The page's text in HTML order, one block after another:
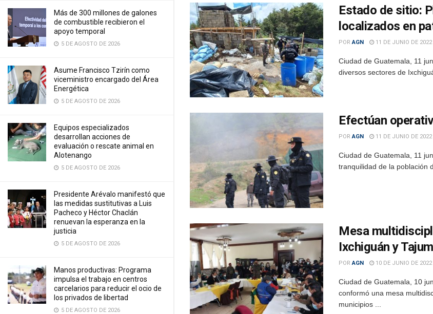
Más de 300 millones de galones
de combustible recibieron el
apoyo temporal
5 DE AGOSTO DE 2026
Asume Francisco Tzirín como
viceministro encargado del Área
Energética
5 DE AGOSTO DE 2026
Equipos especializados
desarrollan acciones de
evaluación o rescate animal en
Alotenango
5 DE AGOSTO DE 2026
Presidente Arévalo manifestó que
las medidas sustitutivas a Luis
Pacheco y Héctor Chaclán
renuevan la esperanza en la
justicia
5 DE AGOSTO DE 2026
Manos productivas: Programa
impulsa el trabajo en centros
carcelarios para reducir el ocio de
los privados de libertad
5 DE AGOSTO DE 2026
Estado de sitio:
localizados en
POR AGN 11 DE JUNIO DE 2022
Ciudad de Guatemala, 11
diversos sectores de
Efectúan
POR AGN 11 DE JUNIO DE 2022
Ciudad de Guatemala, 11
tranquilidad de la población
Mesa
Ixchiguán y
POR AGN 10 DE JUNIO DE 2022
Ciudad de Guatemala, 10
conformó una mesa
municipios ...